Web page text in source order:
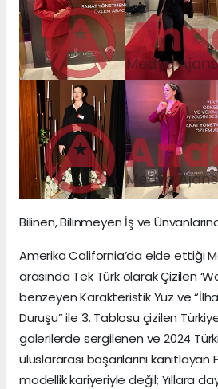
Bilinen, Bilinmeyen İş ve
Amerika California’da elde ettiği
arasında Tek Türk olarak Çizilen
benzeyen Karakteristik Yüz ve
Duruşu” ile 3. Tablosu çizilen
galerilerde sergilenen ve 2024
uluslararası başarılarını kanıtlayan
modellik kariyeriyle değil; Yıllara